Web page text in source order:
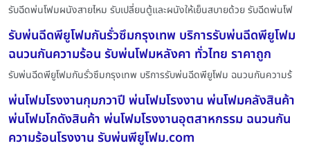
รับฉีดพ่นโฟมผนังสายไหม รับเปลี่ยนตู้และผนังให้เย็นสบายด้วย รับฉีดพ่นโฟ
รับพ่นฉีดพียูโฟมกันรั่วซึมกรุงเทพ บริการรับพ่นฉีดพียูโฟม
ฉนวนกันความร้อน รับพ่นโฟมหลังคา ทั่วไทย ราคาถูก
รับพ่นฉีดพียูโฟมกันรั่วซึมกรุงเทพ บริการรับพ่นฉีดพียูโฟม ฉนวนกันความร้
พ่นโฟมโรงงานกุมภวาปี พ่นโฟมโรงงาน พ่นโฟมคลังสินค้า
พ่นโฟมโกดังสินค้า พ่นโฟมโรงงานอุตสาหกรรม ฉนวนกัน
ความร้อนโรงงาน รับพ่นพียูโฟม.com